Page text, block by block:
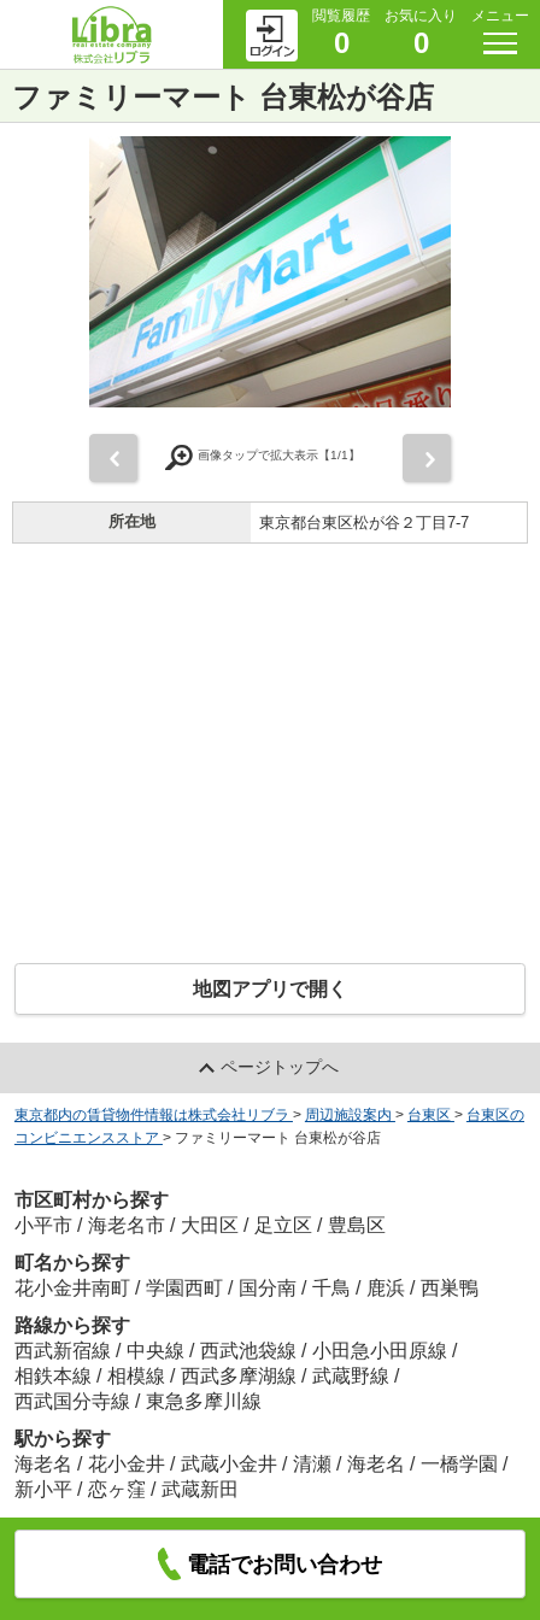
閲覧履歴
0
お気に入り
0
メニュー
ファミリーマート 台東松が谷店
画像タップで拡大表示【1/1】
所在地 東京都台東区松が谷２丁目7-7
地図アプリで開く
ページトップへ
東京都内の賃貸物件情報は株式会社リブラ > 周辺施設案内 > 台東区 > 台東区の
コンビニエンスストア > ファミリーマート 台東松が谷店
市区町村から探す
小平市 / 海老名市 / 大田区 / 足立区 / 豊島区
町名から探す
花小金井南町 / 学園西町 / 国分南 / 千鳥 / 鹿浜 / 西巣鴨
路線から探す
西武新宿線 / 中央線 / 西武池袋線 / 小田急小田原線 /
相鉄本線 / 相模線 / 西武多摩湖線 / 武蔵野線 /
西武国分寺線 / 東急多摩川線
駅から探す
海老名 / 花小金井 / 武蔵小金井 / 清瀬 / 海老名 / 一橋学園 /
新小平 / 恋ヶ窪 / 武蔵新田
電話でお問い合わせ